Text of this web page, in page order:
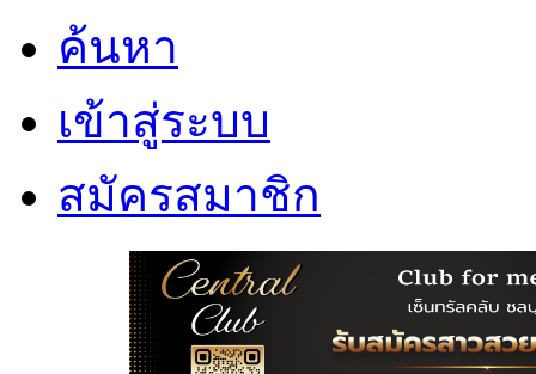
ค้นหา
เข้าสู่ระบบ
สมัครสมาชิก